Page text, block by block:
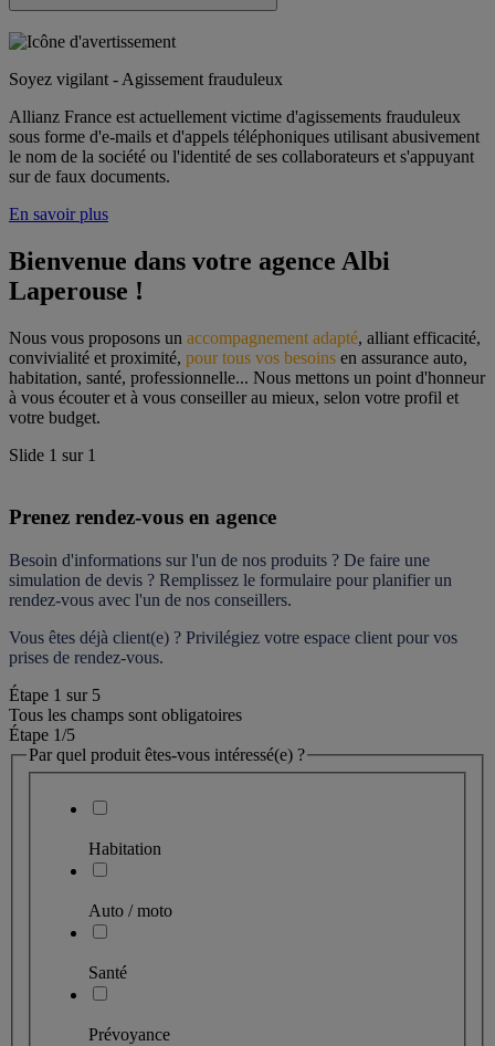
Soyez vigilant - Agissement frauduleux
Allianz France est actuellement victime d'agissements frauduleux
sous forme d'e-mails et d'appels téléphoniques utilisant abusivement
le nom de la société ou l'identité de ses collaborateurs et s'appuyant
sur de faux documents.
En savoir plus
Bienvenue dans votre agence Albi
Laperouse !
Nous vous proposons un accompagnement adapté, alliant efficacité,
convivialité et proximité, pour tous vos besoins en assurance auto,
habitation, santé, professionnelle... Nous mettons un point d'honneur
à vous écouter et à vous conseiller au mieux, selon votre profil et
votre budget.
Slide 1 sur 1
Prenez rendez-vous en agence
Besoin d'informations sur l'un de nos produits ? De faire une
simulation de devis ? Remplissez le formulaire pour planifier un
rendez-vous avec l'un de nos conseillers.
Vous êtes déjà client(e) ? Privilégiez votre espace client pour vos
prises de rendez-vous.
Étape 1 sur 5
Tous les champs sont obligatoires
Étape 1/5
Par quel produit êtes-vous intéressé(e) ?
Habitation
Auto / moto
Santé
Prévoyance